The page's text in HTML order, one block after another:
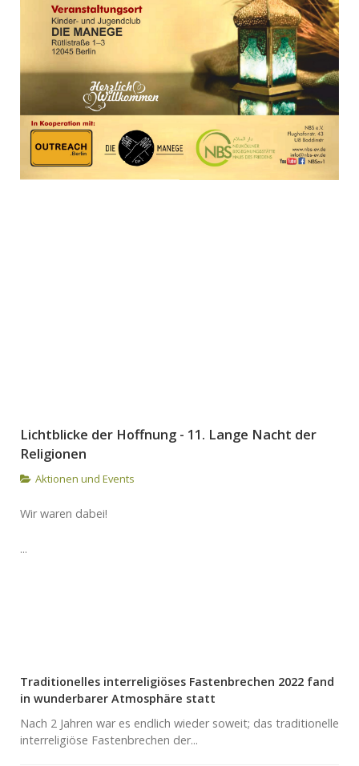
Lichtblicke der Hoffnung - 11. Lange Nacht der
Religionen
Aktionen und Events
Wir waren dabei!
...
Traditionelles interreligiöses Fastenbrechen 2022 fand
in wunderbarer Atmosphäre statt
Nach 2 Jahren war es endlich wieder soweit; das traditionelle
interreligiöse Fastenbrechen der...